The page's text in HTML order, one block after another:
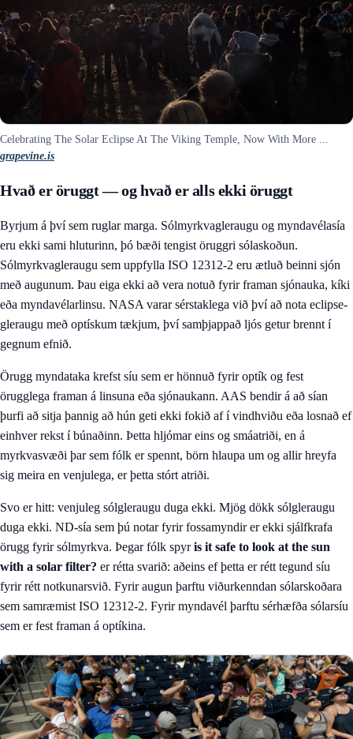
Celebrating The Solar Eclipse At The Viking Temple, Now With More ...
grapevine.is
Hvað er öruggt — og hvað er alls ekki öruggt
Byrjum á því sem ruglar marga. Sólmyrkvagleraugu og myndavélasía
eru ekki sami hluturinn, þó bæði tengist öruggri sólaskoðun.
Sólmyrkvagleraugu sem uppfylla ISO 12312-2 eru ætluð beinni sjón
með augunum. Þau eiga ekki að vera notuð fyrir framan sjónauka, kíki
eða myndavélarlinsu. NASA varar sérstaklega við því að nota eclipse-
gleraugu með optískum tækjum, því samþjappað ljós getur brennt í
gegnum efnið.
Örugg myndataka krefst síu sem er hönnuð fyrir optík og fest
örugglega framan á linsuna eða sjónaukann. AAS bendir á að sían
þurfi að sitja þannig að hún geti ekki fokið af í vindhviðu eða losnað ef
einhver rekst í búnaðinn. Þetta hljómar eins og smáatriði, en á
myrkvasvæði þar sem fólk er spennt, börn hlaupa um og allir hreyfa
sig meira en venjulega, er þetta stórt atriði.
Svo er hitt: venjuleg sólgleraugu duga ekki. Mjög dökk sólgleraugu
duga ekki. ND-sía sem þú notar fyrir fossamyndir er ekki sjálfkrafa
örugg fyrir sólmyrkva. Þegar fólk spyris it safe to look at the sun
with a solar filter? er rétta svarið: aðeins ef þetta er rétt tegund síu
fyrir rétt notkunarsvið. Fyrir augun þarftu viðurkenndan sólarskoðara
sem samræmist ISO 12312-2. Fyrir myndavél þarftu sérhæfða sólarsíu
sem er fest framan á optíkina.